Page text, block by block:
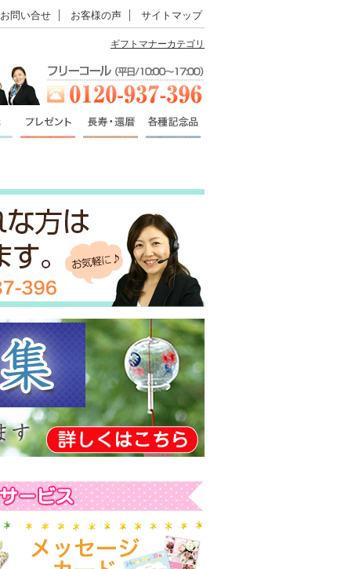
お問い合せ お客様の声 サイトマップ
ギフトマナーカテゴリ